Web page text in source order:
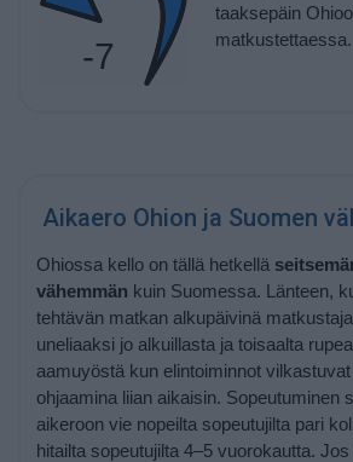
-7
taaksepäin
matkustettaessa.
Aikaero Ohion ja Suomen
Ohiossa kello on tällä hetkellä
vähemmän kuin Suomessa. Länteen,
tehtävän matkan alkupäivinä
uneliaaksi jo alkuillasta ja toisaalta
aamuyöstä kun elintoiminnot
ohjaamina liian aikaisin. Sopeutuminen
aikeroon vie nopeilta sopeutujilta pari
hitailta sopeutujilta 4–5 vuorokautta.